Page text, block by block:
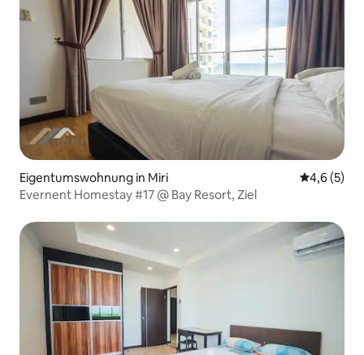
Eigentumswohnung in Miri
4,6 (5)
Evernent Homestay #17 @ Bay Resort, Ziel